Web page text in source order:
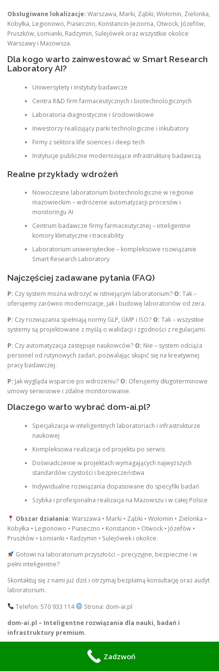
Obsługiwane lokalizacje: Warszawa, Marki, Ząbki, Wołomin, Zielonka,
Kobyłka, Legionowo, Piaseczno, Konstancin-Jeziorna, Otwock, Józefów,
Pruszków, Łomianki, Radzymin, Sulejówek oraz wszystkie okolice
Warszawy i Mazowsza.
Dla kogo warto zainwestować w Smart Research
Laboratory AI?
Uniwersytety i instytuty badawcze
Centra R&D firm farmaceutycznych i biotechnologicznych
Laboratoria diagnostyczne i środowiskowe
Inwestorzy realizujący parki technologiczne i inkubatory
Firmy z sektora life sciences i deep tech
Instytucje publiczne modernizujące infrastrukturę badawczą
Realne przykłady wdrożeń
Nowoczesne laboratorium biotechnologiczne w regionie
mazowieckim – wdrożenie automatyzacji procesów i
monitoringu AI
Centrum badawcze firmy farmaceutycznej – inteligentne
komory klimatyczne i traceability
Laboratorium uniwersyteckie – kompleksowe rozwiązanie
Smart Research Laboratory
Najczęściej zadawane pytania (FAQ)
P: Czy system można wdrożyć w istniejącym laboratorium? O: Tak –
oferujemy zarówno modernizacje, jak i budowę laboratoriów od zera.
P: Czy rozwiązania spełniają normy GLP, GMP i ISO? O: Tak – wszystkie
systemy są projektowane z myślą o walidacji i zgodności z regulacjami.
P: Czy automatyzacja zastępuje naukowców? O: Nie – system odciąża
personel od rutynowych zadań, pozwalając skupić się na kreatywnej
pracy badawczej.
P: Jak wygląda wsparcie po wdrożeniu? O: Oferujemy długoterminowe
umowy serwisowe i zdalne monitorowanie.
Dlaczego warto wybrać dom-ai.pl?
Specjalizacja w inteligentnych laboratoriach i infrastrukturze
naukowej
Kompleksowa realizacja od projektu po serwis
Doświadczenie w projektach wymagających najwyższych
standardów czystości i bezpieczeństwa
Indywidualne rozwiązania dopasowane do specyfiki badań
Szybka i profesjonalna realizacja na Mazowszu i w całej Polsce
Obszar działania: Warszawa • Marki • Ząbki • Wołomin • Zielonka •
Kobyłka • Legionowo • Piaseczno • Konstancin • Otwock • Józefów •
Pruszków • Łomianki • Radzymin • Sulejówek i okolice.
Gotowi na laboratorium przyszłości – precyzyjne, bezpieczne i w
pełni inteligentne?
Skontaktuj się z nami już dziś i otrzymaj bezpłatną konsultację oraz audyt
laboratorium.
Telefon: 570 933 114
Strona: dom-ai.pl
dom-ai.pl – Inteligentne rozwiązania dla nauki, badań i
infrastruktury premium.
Inteligentne Systemy
Zadzwoń